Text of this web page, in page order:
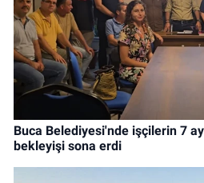
Buca Belediyesi'nde işçilerin 7
bekleyişi sona erdi